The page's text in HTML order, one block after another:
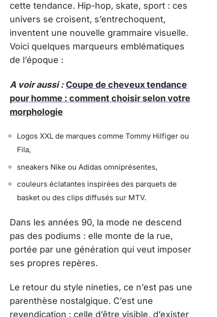
cette tendance. Hip-hop, skate, sport : ces
univers se croisent, s’entrechoquent,
inventent une nouvelle grammaire visuelle.
Voici quelques marqueurs emblématiques
de l’époque :
A voir aussi : Coupe de cheveux tendance
pour homme : comment choisir selon votre
morphologie
Logos XXL de marques comme Tommy Hilfiger ou
Fila,
sneakers Nike ou Adidas omniprésentes,
couleurs éclatantes inspirées des parquets de
basket ou des clips diffusés sur MTV.
Dans les années 90, la mode ne descend
pas des podiums : elle monte de la rue,
portée par une génération qui veut imposer
ses propres repères.
Le retour du style nineties, ce n’est pas une
parenthèse nostalgique. C’est une
revendication : celle d’être visible, d’exister